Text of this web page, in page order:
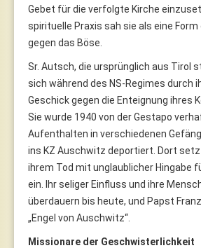
Gebet für die verfolgte Kirche
spirituelle Praxis sah sie als eine
gegen das Böse.
Sr. Autsch, die ursprünglich aus Tirol
sich während des NS-Regimes durch
Geschick gegen die Enteignung ihres
Sie wurde 1940 von der Gestapo
Aufenthalten in verschiedenen
ins KZ Auschwitz deportiert. Dort
ihrem Tod mit unglaublicher Hingabe
ein. Ihr seliger Einfluss und ihre
überdauern bis heute, und Papst
„Engel von Auschwitz“.
Missionare der Geschwisterlichkeit